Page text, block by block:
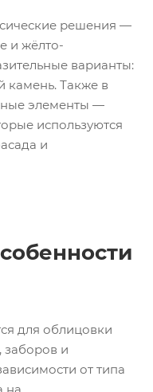
решения —
и жёлто-
варианты:
камень. Также в
элементы —
используются
и
для облицовки
заборов и
от типа